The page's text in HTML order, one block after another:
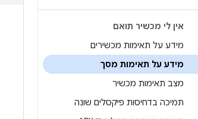
אין לי מכשיר תואם
מידע על תאימות מכשירים
מידע על תאימות מסך
מצב תאימות מכשיר
תמיכה בדחיסות פיקסלים שונה